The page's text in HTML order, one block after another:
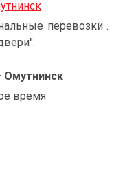
перевозки .
время